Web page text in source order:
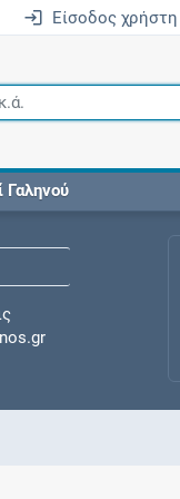
Είσοδος χρήστη
Γαληνού